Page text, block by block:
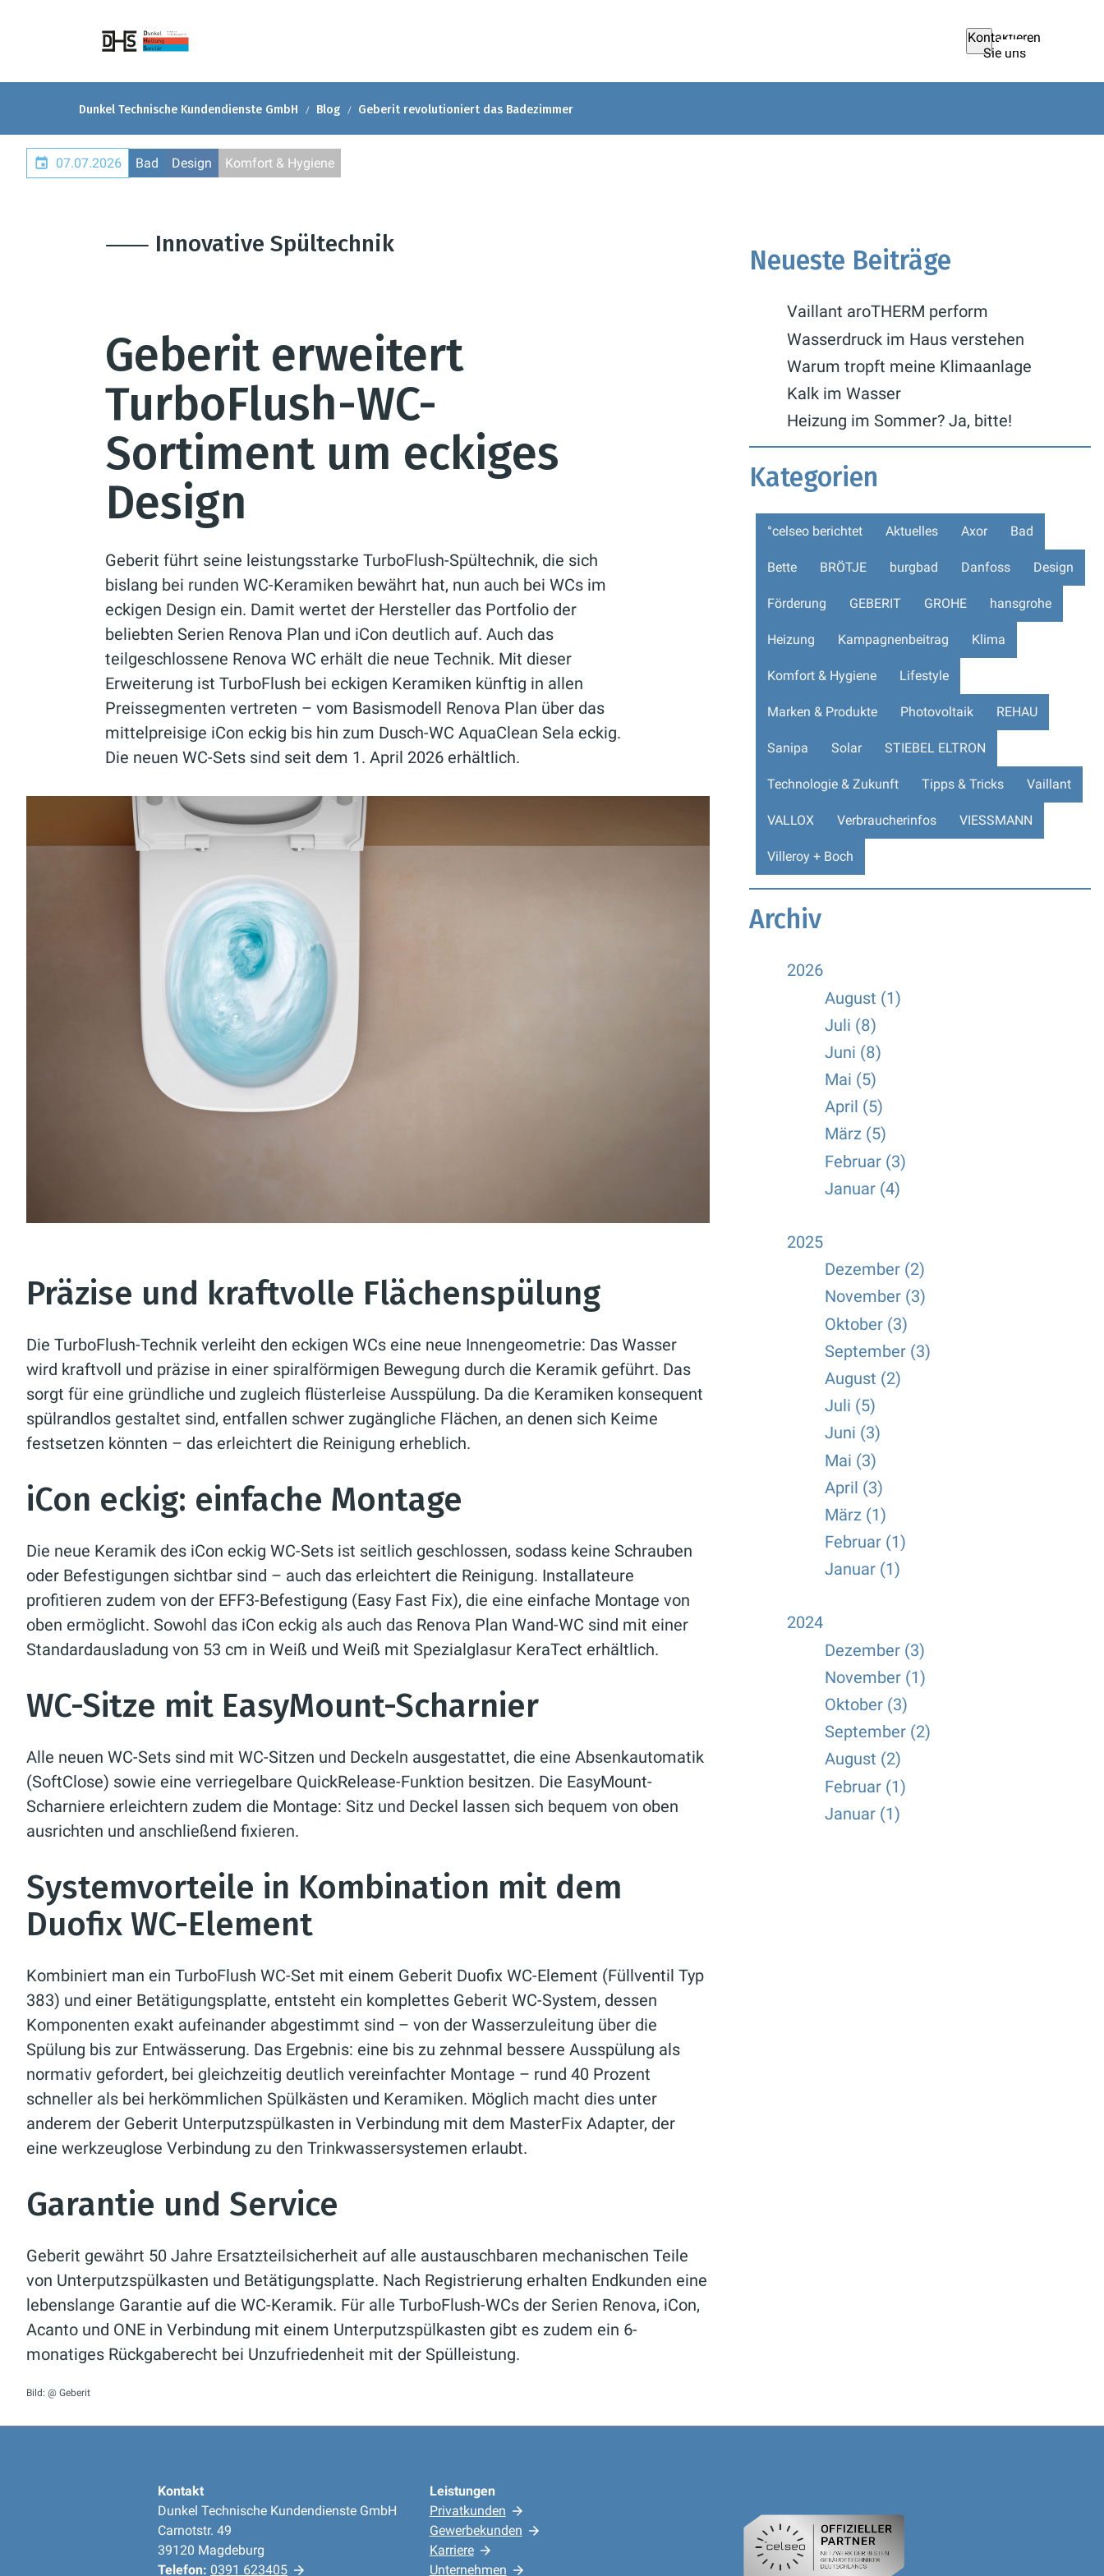
Kontaktieren
Sie uns
Dunkel Technische Kundendienste GmbH Blog Geberit revolutioniert das Badezimmer
07.07.2026 Bad Design Komfort & Hygiene
⸺ Innovative Spültechnik
Geberit erweitert
TurboFlush-WC-
Sortiment um eckiges
Design
Geberit führt seine leistungsstarke TurboFlush-Spültechnik, die sich
bislang bei runden WC-Keramiken bewährt hat, nun auch bei WCs im
eckigen Design ein. Damit wertet der Hersteller das Portfolio der
beliebten Serien Renova Plan und iCon deutlich auf. Auch das
teilgeschlossene Renova WC erhält die neue Technik. Mit dieser
Erweiterung ist TurboFlush bei eckigen Keramiken künftig in allen
Preissegmenten vertreten – vom Basismodell Renova Plan über das
mittelpreisige iCon eckig bis hin zum Dusch-WC AquaClean Sela eckig.
Die neuen WC-Sets sind seit dem 1. April 2026 erhältlich.
Präzise und kraftvolle Flächenspülung
Die TurboFlush-Technik verleiht den eckigen WCs eine neue Innengeometrie: Das Wasser
wird kraftvoll und präzise in einer spiralförmigen Bewegung durch die Keramik geführt. Das
sorgt für eine gründliche und zugleich flüsterleise Ausspülung. Da die Keramiken konsequent
spülrandlos gestaltet sind, entfallen schwer zugängliche Flächen, an denen sich Keime
festsetzen könnten – das erleichtert die Reinigung erheblich.
iCon eckig: einfache Montage
Die neue Keramik des iCon eckig WC-Sets ist seitlich geschlossen, sodass keine Schrauben
oder Befestigungen sichtbar sind – auch das erleichtert die Reinigung. Installateure
profitieren zudem von der EFF3-Befestigung (Easy Fast Fix), die eine einfache Montage von
oben ermöglicht. Sowohl das iCon eckig als auch das Renova Plan Wand-WC sind mit einer
Standardausladung von 53 cm in Weiß und Weiß mit Spezialglasur KeraTect erhältlich.
WC-Sitze mit EasyMount-Scharnier
Alle neuen WC-Sets sind mit WC-Sitzen und Deckeln ausgestattet, die eine Absenkautomatik
(SoftClose) sowie eine verriegelbare QuickRelease-Funktion besitzen. Die EasyMount-
Scharniere erleichtern zudem die Montage: Sitz und Deckel lassen sich bequem von oben
ausrichten und anschließend fixieren.
Systemvorteile in Kombination mit dem
Duofix WC-Element
Kombiniert man ein TurboFlush WC-Set mit einem Geberit Duofix WC-Element (Füllventil Typ
383) und einer Betätigungsplatte, entsteht ein komplettes Geberit WC-System, dessen
Komponenten exakt aufeinander abgestimmt sind – von der Wasserzuleitung über die
Spülung bis zur Entwässerung. Das Ergebnis: eine bis zu zehnmal bessere Ausspülung als
normativ gefordert, bei gleichzeitig deutlich vereinfachter Montage – rund 40 Prozent
schneller als bei herkömmlichen Spülkästen und Keramiken. Möglich macht dies unter
anderem der Geberit Unterputzspülkasten in Verbindung mit dem MasterFix Adapter, der
eine werkzeuglose Verbindung zu den Trinkwassersystemen erlaubt.
Garantie und Service
Geberit gewährt 50 Jahre Ersatzteilsicherheit auf alle austauschbaren mechanischen Teile
von Unterputzspülkasten und Betätigungsplatte. Nach Registrierung erhalten Endkunden eine
lebenslange Garantie auf die WC-Keramik. Für alle TurboFlush-WCs der Serien Renova, iCon,
Acanto und ONE in Verbindung mit einem Unterputzspülkasten gibt es zudem ein 6-
monatiges Rückgaberecht bei Unzufriedenheit mit der Spülleistung.
Bild: @ Geberit
Neueste Beiträge
Vaillant aroTHERM perform
Wasserdruck im Haus verstehen
Warum tropft meine Klimaanlage
Kalk im Wasser
Heizung im Sommer? Ja, bitte!
Kategorien
°celseo berichtet Aktuelles Axor Bad
Bette BRÖTJE burgbad Danfoss Design
Förderung GEBERIT GROHE hansgrohe
Heizung Kampagnenbeitrag Klima
Komfort & Hygiene Lifestyle
Marken & Produkte Photovoltaik REHAU
Sanipa Solar STIEBEL ELTRON
Technologie & Zukunft Tipps & Tricks Vaillant
VALLOX Verbraucherinfos VIESSMANN
Villeroy + Boch
Archiv
2026
August (1)
Juli (8)
Juni (8)
Mai (5)
April (5)
März (5)
Februar (3)
Januar (4)
2025
Dezember (2)
November (3)
Oktober (3)
September (3)
August (2)
Juli (5)
Juni (3)
Mai (3)
April (3)
März (1)
Februar (1)
Januar (1)
2024
Dezember (3)
November (1)
Oktober (3)
September (2)
August (2)
Februar (1)
Januar (1)
Kontakt
Dunkel Technische Kundendienste GmbH
Carnotstr. 49
39120 Magdeburg
Telefon: 0391 623405
Leistungen
Privatkunden
Gewerbekunden
Karriere
Unternehmen